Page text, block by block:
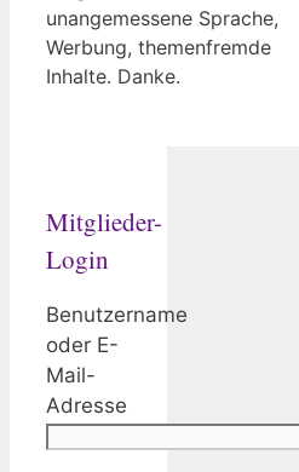
unangemessene Sprache,
Werbung, themenfremde
Inhalte. Danke.
Mitglieder-
Login
Benutzername
oder E-
Mail-
Adresse